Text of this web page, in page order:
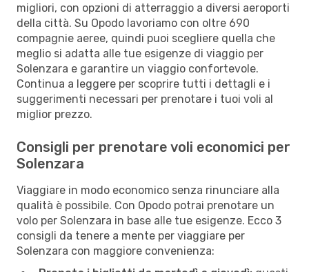
migliori, con opzioni di atterraggio a diversi aeroporti
della città. Su Opodo lavoriamo con oltre 690
compagnie aeree, quindi puoi scegliere quella che
meglio si adatta alle tue esigenze di viaggio per
Solenzara e garantire un viaggio confortevole.
Continua a leggere per scoprire tutti i dettagli e i
suggerimenti necessari per prenotare i tuoi voli al
miglior prezzo.
Consigli per prenotare voli economici per
Solenzara
Viaggiare in modo economico senza rinunciare alla
qualità è possibile. Con Opodo potrai prenotare un
volo per Solenzara in base alle tue esigenze. Ecco 3
consigli da tenere a mente per viaggiare per
Solenzara con maggiore convenienza: